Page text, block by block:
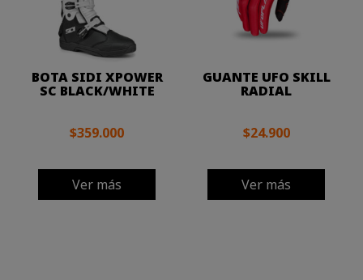
BOTA SIDI XPOWER
SC BLACK/WHITE
$359.000
Ver más
GUANTE UFO SKILL
RADIAL
$24.900
Ver más